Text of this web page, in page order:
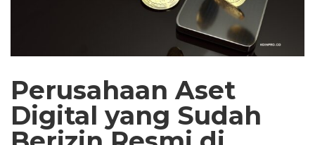
Perusahaan Aset
Digital yang Sudah